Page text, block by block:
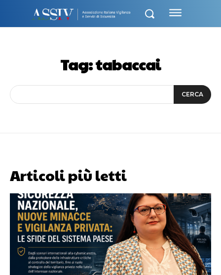
Tag:tabaccai
CERCA
Articoli più letti